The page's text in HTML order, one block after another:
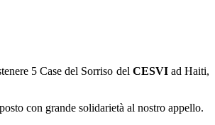
5 Case del Sorriso del CESVI ad Haiti,
con grande solidarietà al nostro appello.